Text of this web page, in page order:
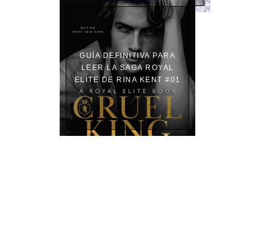
GUÍA DEFINITIVA PARA
LEER LA SAGA ROYAL
ELITE DE RINA KENT #01